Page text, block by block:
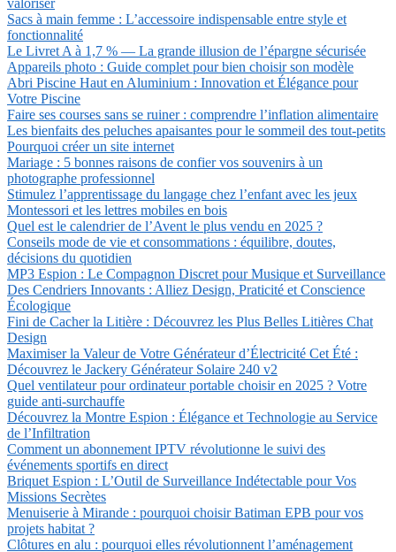
valoriser
Sacs à main femme : L’accessoire indispensable entre style et
fonctionnalité
Le Livret A à 1,7 % — La grande illusion de l’épargne sécurisée
Appareils photo : Guide complet pour bien choisir son modèle
Abri Piscine Haut en Aluminium : Innovation et Élégance pour
Votre Piscine
Faire ses courses sans se ruiner : comprendre l’inflation alimentaire
Les bienfaits des peluches apaisantes pour le sommeil des tout-petits
Pourquoi créer un site internet
Mariage : 5 bonnes raisons de confier vos souvenirs à un
photographe professionnel
Stimulez l’apprentissage du langage chez l’enfant avec les jeux
Montessori et les lettres mobiles en bois
Quel est le calendrier de l’Avent le plus vendu en 2025 ?
Conseils mode de vie et consommations : équilibre, doutes,
décisions du quotidien
MP3 Espion : Le Compagnon Discret pour Musique et Surveillance
Des Cendriers Innovants : Alliez Design, Praticité et Conscience
Écologique
Fini de Cacher la Litière : Découvrez les Plus Belles Litières Chat
Design
Maximiser la Valeur de Votre Générateur d’Électricité Cet Été :
Découvrez le Jackery Générateur Solaire 240 v2
Quel ventilateur pour ordinateur portable choisir en 2025 ? Votre
guide anti-surchauffe
Découvrez la Montre Espion : Élégance et Technologie au Service
de l’Infiltration
Comment un abonnement IPTV révolutionne le suivi des
événements sportifs en direct
Briquet Espion : L’Outil de Surveillance Indétectable pour Vos
Missions Secrètes
Menuiserie à Mirande : pourquoi choisir Batiman EPB pour vos
projets habitat ?
Clôtures en alu : pourquoi elles révolutionnent l’aménagement